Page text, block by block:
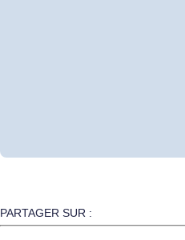
PARTAGER SUR :